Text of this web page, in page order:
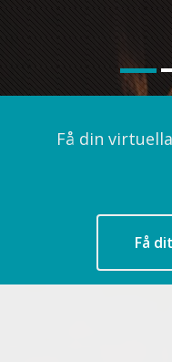
Få din
Få